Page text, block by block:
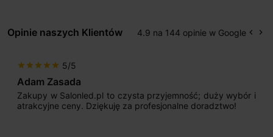
Opinie naszych Klientów 4.9 na 144 opinie w Google keyboard_arrow_left keyboard_arrow_right
star star star star star 5/5
Adam Zasada
Zakupy w Salonled.pl to czysta przyjemność; duży wybór i
atrakcyjne ceny. Dziękuję za profesjonalne doradztwo!